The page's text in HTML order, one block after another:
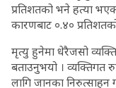
प्रतिशतको भने हत्या
कारणबाट ०.४०
मृत्यु हुनेमा धेरैजसो
बताउनुभयो । व्यक्तिगत
लागि जानका निरुत्साहन